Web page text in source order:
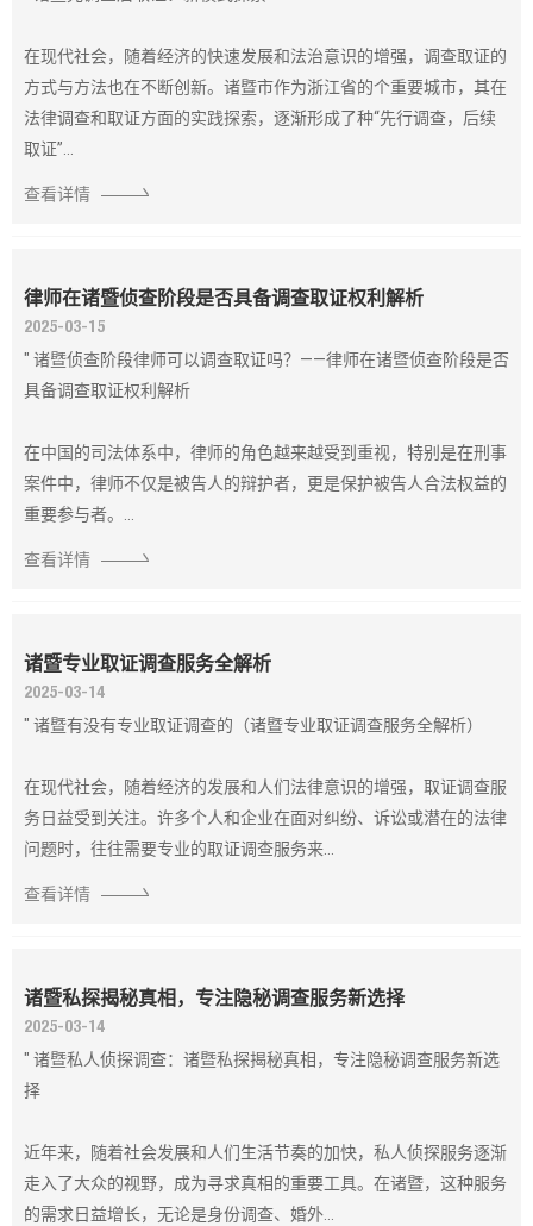
在现代社会，随着经济的快速发展和法治意识的增强，调查取证的
方式与方法也在不断创新。诸暨市作为浙江省的个重要城市，其在
法律调查和取证方面的实践探索，逐渐形成了种“先行调查，后续
取证”...
查看详情
律师在诸暨侦查阶段是否具备调查取证权利解析
2025-03-15
" 诸暨侦查阶段律师可以调查取证吗？——律师在诸暨侦查阶段是否
具备调查取证权利解析
在中国的司法体系中，律师的角色越来越受到重视，特别是在刑事
案件中，律师不仅是被告人的辩护者，更是保护被告人合法权益的
重要参与者。...
查看详情
诸暨专业取证调查服务全解析
2025-03-14
" 诸暨有没有专业取证调查的（诸暨专业取证调查服务全解析）
在现代社会，随着经济的发展和人们法律意识的增强，取证调查服
务日益受到关注。许多个人和企业在面对纠纷、诉讼或潜在的法律
问题时，往往需要专业的取证调查服务来...
查看详情
诸暨私探揭秘真相，专注隐秘调查服务新选择
2025-03-14
" 诸暨私人侦探调查：诸暨私探揭秘真相，专注隐秘调查服务新选
择
近年来，随着社会发展和人们生活节奏的加快，私人侦探服务逐渐
走入了大众的视野，成为寻求真相的重要工具。在诸暨，这种服务
的需求日益增长，无论是身份调查、婚外...